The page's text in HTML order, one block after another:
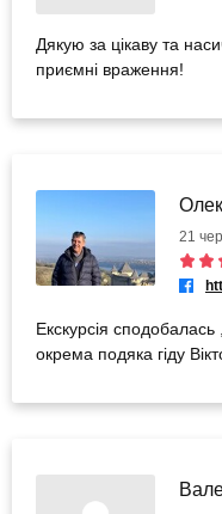
Дякую за цікаву та
приємні враження!
21
Екскурсія сподобалась
окрема подяка гіду